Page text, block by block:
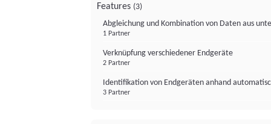
Features (3)
Abgleichung und Kombination von Daten aus
1 Partner
Verknüpfung verschiedener Endgeräte
2 Partner
Identifikation von Endgeräten anhand
3 Partner